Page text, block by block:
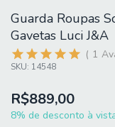
Guarda Roupas
Gavetas Luci J&A
1
SKU: 14548
R$889,00
8% de desconto à